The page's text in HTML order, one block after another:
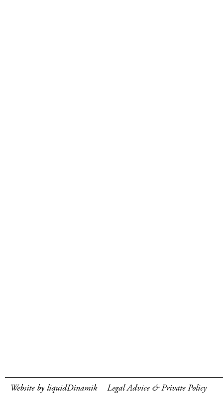
Website by liquidDinamik Legal Advice & Private Policy